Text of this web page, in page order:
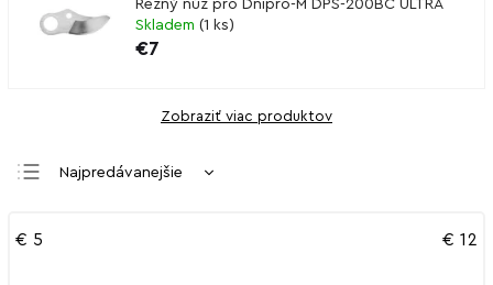
Řezný nůž pro Dnipro-M DPS-200BC ULTRA
Skladem (1 ks)
€7
Zobraziť viac produktov
Najpredávanejšie
€ 5 € 12